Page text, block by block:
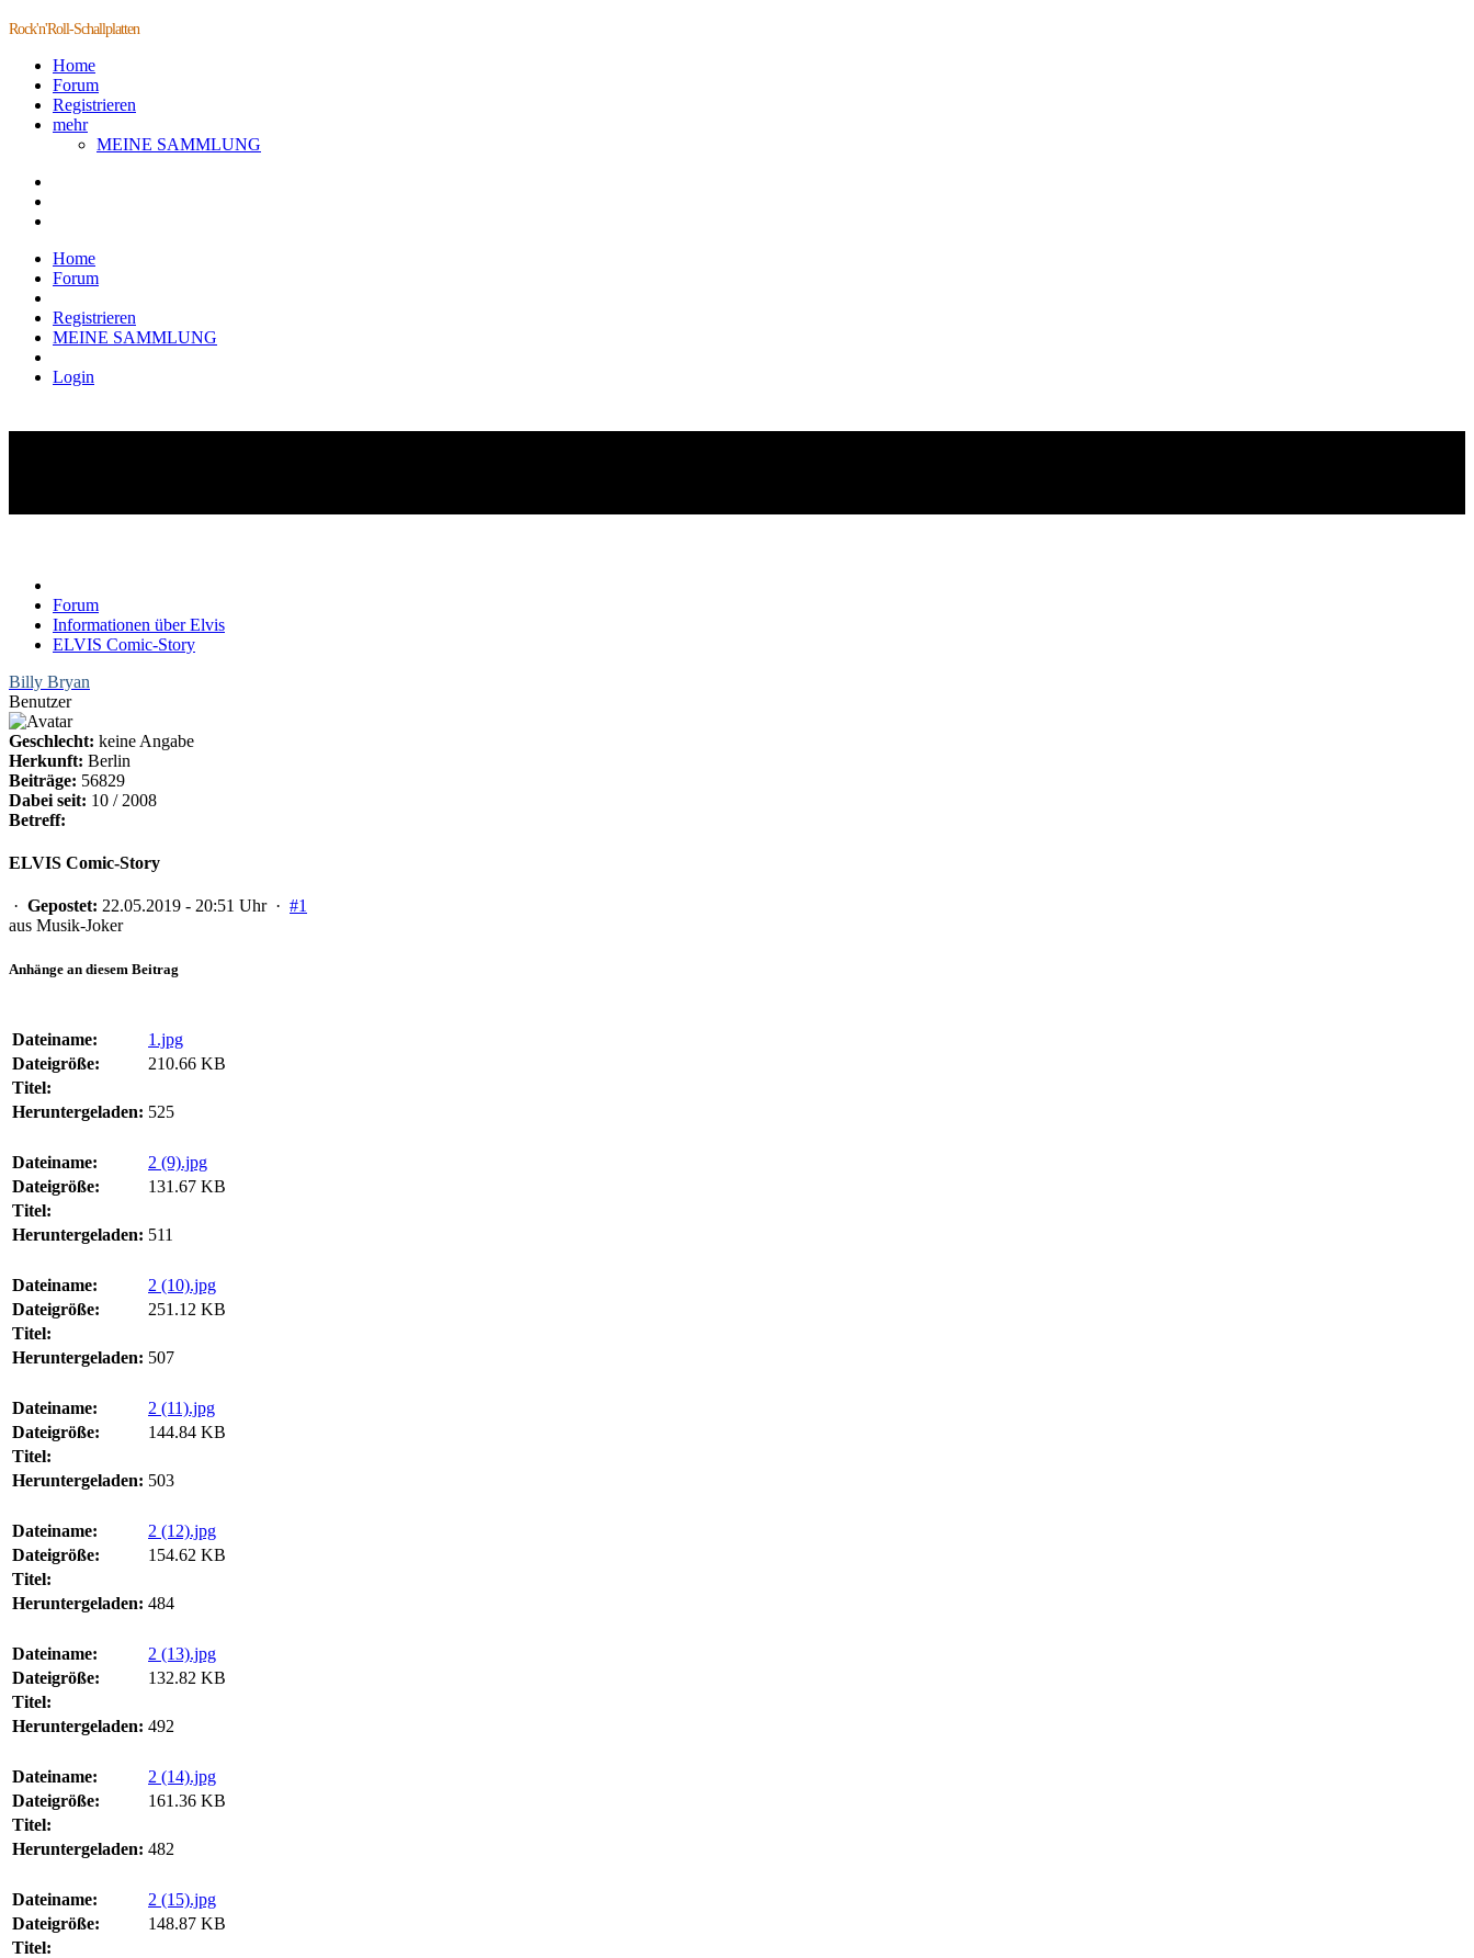
Rock'n'Roll-Schallplatten
Home
Forum
Registrieren
mehr
MEINE SAMMLUNG
Home
Forum
Registrieren
MEINE SAMMLUNG
Login
Forum
Informationen über Elvis
ELVIS Comic-Story
Billy Bryan
Benutzer
Geschlecht: keine Angabe
Herkunft: Berlin
Beiträge: 56829
Dabei seit: 10 / 2008
Betreff:
ELVIS Comic-Story
· Gepostet: 22.05.2019 - 20:51 Uhr · #1
aus Musik-Joker
Anhänge an diesem Beitrag
Dateiname:
1.jpg
Dateigröße:
210.66 KB
Titel:
Heruntergeladen: 525
Dateiname:
2 (9).jpg
Dateigröße:
131.67 KB
Titel:
Heruntergeladen: 511
Dateiname:
2 (10).jpg
Dateigröße:
251.12 KB
Titel:
Heruntergeladen: 507
Dateiname:
2 (11).jpg
Dateigröße:
144.84 KB
Titel:
Heruntergeladen: 503
Dateiname:
2 (12).jpg
Dateigröße:
154.62 KB
Titel:
Heruntergeladen: 484
Dateiname:
2 (13).jpg
Dateigröße:
132.82 KB
Titel:
Heruntergeladen: 492
Dateiname:
2 (14).jpg
Dateigröße:
161.36 KB
Titel:
Heruntergeladen: 482
Dateiname:
2 (15).jpg
Dateigröße:
148.87 KB
Titel: